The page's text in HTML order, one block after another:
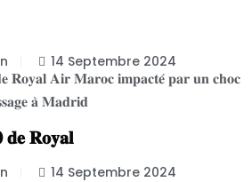
14 Septembre 2024
𝐑𝐨𝐲𝐚𝐥
14 Septembre 2024